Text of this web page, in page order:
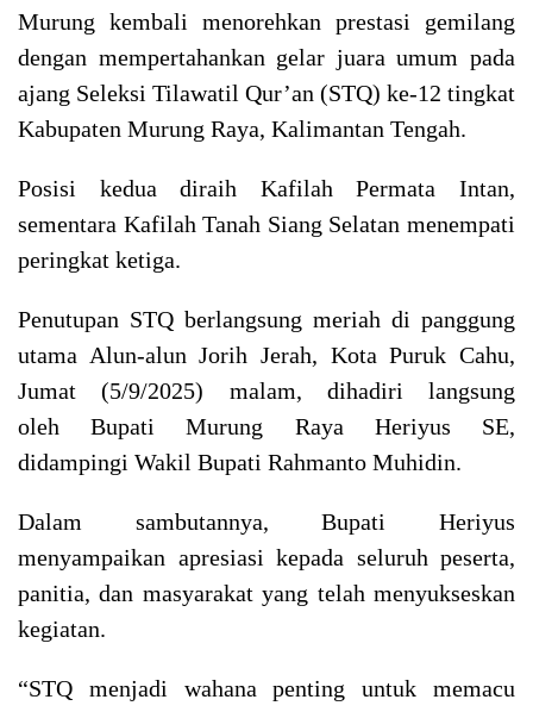
Murung kembali menorehkan prestasi gemilang
dengan mempertahankan gelar juara umum pada
ajang Seleksi Tilawatil Qur’an (STQ) ke-12 tingkat
Kabupaten Murung Raya, Kalimantan Tengah.
Posisi kedua diraih Kafilah Permata Intan,
sementara Kafilah Tanah Siang Selatan menempati
peringkat ketiga.
Penutupan STQ berlangsung meriah di panggung
utama Alun-alun Jorih Jerah, Kota Puruk Cahu,
Jumat (5/9/2025) malam, dihadiri langsung
oleh Bupati Murung Raya Heriyus SE,
didampingi Wakil Bupati Rahmanto Muhidin.
Dalam sambutannya, Bupati Heriyus
menyampaikan apresiasi kepada seluruh peserta,
panitia, dan masyarakat yang telah menyukseskan
kegiatan.
“STQ menjadi wahana penting untuk memacu